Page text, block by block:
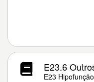
E23.6
E23